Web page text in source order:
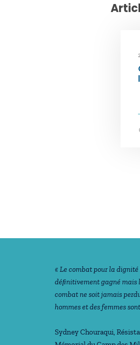
Notre
« Le combat pour la
déﬁnitivement gagné mais
combat ne soit jamais
hommes et des femmes
Sydney Chouraqui,